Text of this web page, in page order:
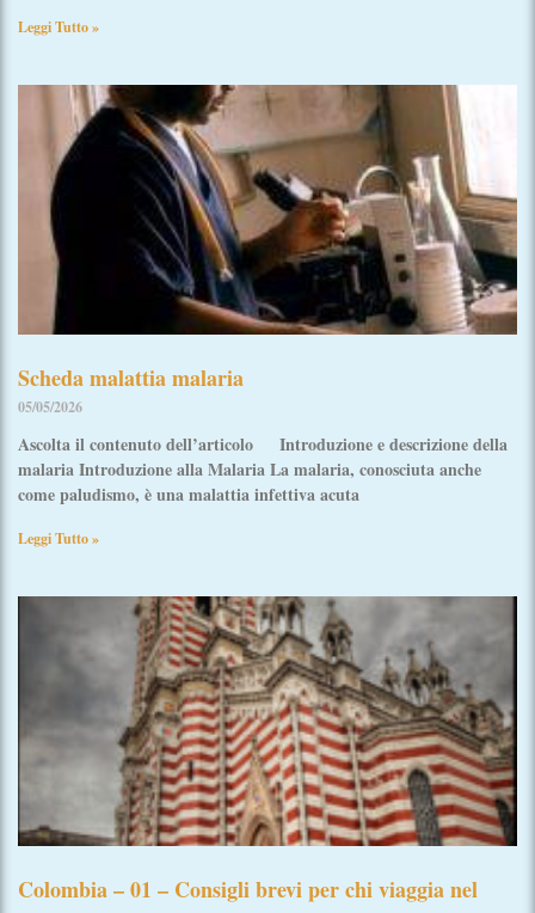
Leggi Tutto »
Scheda malattia malaria
05/05/2026
Ascolta il contenuto dell’articolo Introduzione e descrizione della
malaria Introduzione alla Malaria La malaria, conosciuta anche
come paludismo, è una malattia infettiva acuta
Leggi Tutto »
Colombia – 01 – Consigli brevi per chi viaggia nel